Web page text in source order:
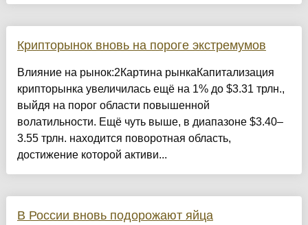
Крипторынок вновь на пороге экстремумов
Влияние на рынок:2Картина рынкаКапитализация
крипторынка увеличилась ещё на 1% до $3.31 трлн.,
выйдя на порог области повышенной
волатильности. Ещё чуть выше, в диапазоне $3.40–
3.55 трлн. находится поворотная область,
достижение которой активи...
В России вновь подорожают яйца